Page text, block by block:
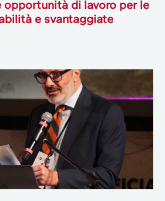
opportunità di lavoro per le
e svantaggiate